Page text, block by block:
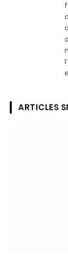
ARTICLES